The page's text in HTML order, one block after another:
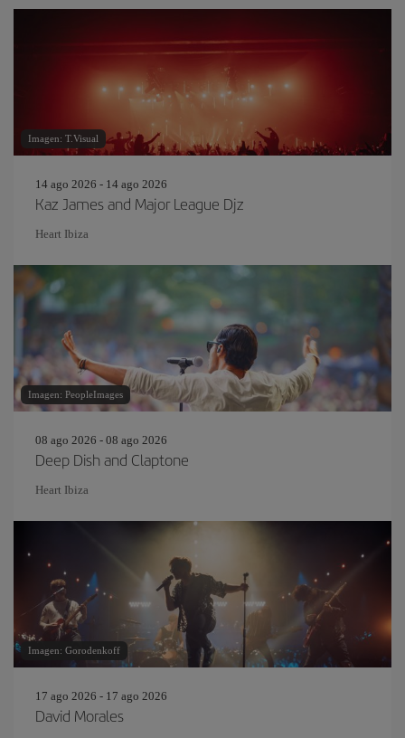
Imagen: T.Visual
14 ago 2026 - 14 ago 2026
Kaz James and Major League Djz
Heart Ibiza
Imagen: PeopleImages
08 ago 2026 - 08 ago 2026
Deep Dish and Claptone
Heart Ibiza
Imagen: Gorodenkoff
17 ago 2026 - 17 ago 2026
David Morales